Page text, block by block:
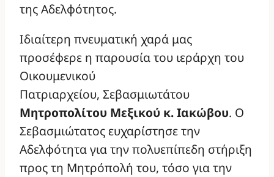
της Αδελφότητος.
Ιδιαίτερη πνευματική χαρά μας
προσέφερε η παρουσία του ιεράρχη του
Οικουμενικού
Πατριαρχείου, Σεβασμιωτάτου
Μητροπολίτου Μεξικού κ. Ιακώβου. Ο
Σεβασμιώτατος ευχαρίστησε την
Αδελφότητα για την πολυεπίπεδη στήριξη
προς τη Μητρόπολή του, τόσο για την